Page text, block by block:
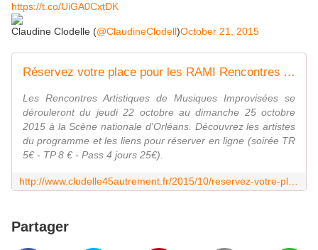
https://t.co/UiGA0CxtDK
Claudine Clodelle (@ClaudineClodell)October 21, 2015
Réservez votre place pour les RAMI Rencontres Artistiques de Musiques Improvisées ORLEANS 22 au 25 octobre - VIVRE AUTREMENT VOS LOISIRS avec Clodelle
Les Rencontres Artistiques de Musiques Improvisées se
dérouleront du jeudi 22 octobre au dimanche 25 octobre
2015 à la Scène nationale d'Orléans. Découvrez les artistes
du programme et les liens pour réserver en ligne (soirée TR
5€ - TP 8 € - Pass 4 jours 25€).
Partager